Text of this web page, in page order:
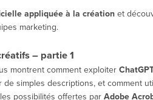
appliquée à la créationet
marketing.
– partie 1
montrent comment exploiter
simples descriptions, et comment
possibilités offertes parAdobe